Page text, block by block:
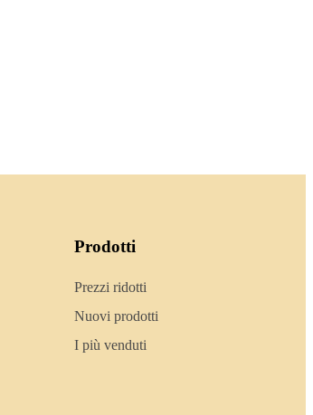
Prodotti
Prezzi ridotti
Nuovi prodotti
I più venduti